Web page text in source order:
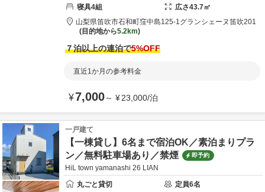
寝具4組 広さ43.7㎡
山梨県笛吹市石和町窪中島125-1グランシェーヌ笛吹201
目的地から5.2km
７泊以上の連泊で5%OFF
直近1か月の参考料金
¥7,000～ ¥23,000/泊
一戸建て
【一棟貸し】6名まで宿泊OK／素泊まりプラ
ン／無料駐車場あり／禁煙
即予約
HiL town yamanashi 26 LIAN
丸ごと貸切
定員6名